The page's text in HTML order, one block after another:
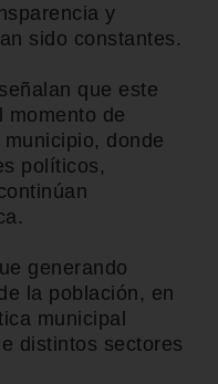
y
sido constantes.
que este
momento de
donde
políticos,
generando
la población, en
municipal
distintos sectores